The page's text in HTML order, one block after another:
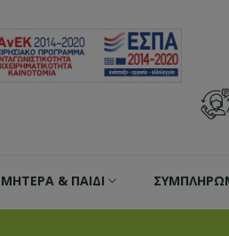
ΜΗΤΕΡΑ & ΠΑΙΔΙ